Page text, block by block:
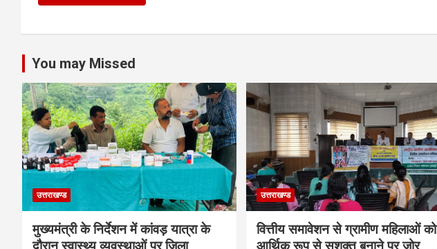
You may Missed
उत्तराखण्ड
मुख्यमंत्री के निर्देशन में कांवड़ यात्रा के
दौरान स्वास्थ्य व्यवस्थाओं पर जिला
उत्तराखण्ड
वित्तीय समावेशन से ग्रामीण महिलाओं को
आर्थिक रूप से सशक्त बनाने पर जोर